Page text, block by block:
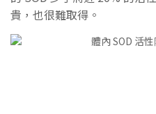
貴，也很難取得。